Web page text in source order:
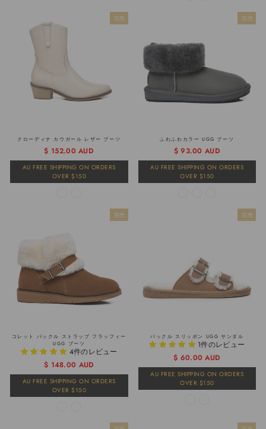
完売
クローディナ カウガール レザー ブーツ
$ 152.00 AUD
AU FREE SHIPPING ON ORDERS
OVER $150
完売
ふわふわカラー UGG ブーツ
通
常
価
格
販
売
価
格
$ 93.00 AUD
AU FREE SHIPPING ON ORDERS
OVER $150
完売
コレット バックル ストラップ フラッフィー
UGG ブーツ
4件のレビュー
通
常
価
格
販
売
価
格
$ 148.00 AUD
AU FREE SHIPPING ON ORDERS
OVER $150
完売
バックル スリッポン UGG サンダル
1件のレビュー
通
常
価
格
販
売
価
格
$ 60.00 AUD
AU FREE SHIPPING ON ORDERS
OVER $150